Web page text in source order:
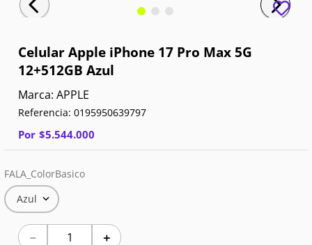
Celular Apple iPhone 17 Pro Max 5G
12+512GB Azul
APPLE
Referencia: 0195950639797
Por $5.544.000
FALA_ColorBasico
Azul
＋
－
1.
Iphone
3.
Celulares Samsung
4.
Televisores
5.
Red Magic
7.
Celulares
8.
Iphone 15 Pro Max